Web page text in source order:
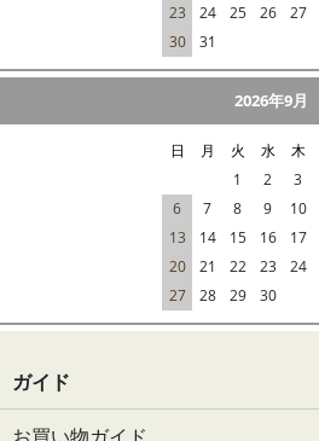
23
24 25 26 27
30
31
2026年9月
日 月 火 水 木
1
2 3
6
7 8 9 10
13
14 15 16 17
20
21 22 23 24
27
28 29 30
ガイド
お買い物ガイド